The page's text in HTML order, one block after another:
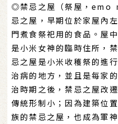
◎禁忌之屋（祭屋，emo
忌之屋，早期位於家屋內
門煮食祭祀用的食品。屋
是小米女神的臨時住所，
忌之屋是小米收穫祭的進
治病的地方，並且是每家
治時期之後，禁忌之屋改
傳統形制小；因為建築位
族的禁忌之屋，也成為軍